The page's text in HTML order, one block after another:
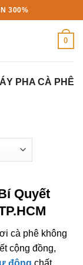
300%
0
PHA CÀ PHÊ
Quyết
cà phê không
cộng đồng,